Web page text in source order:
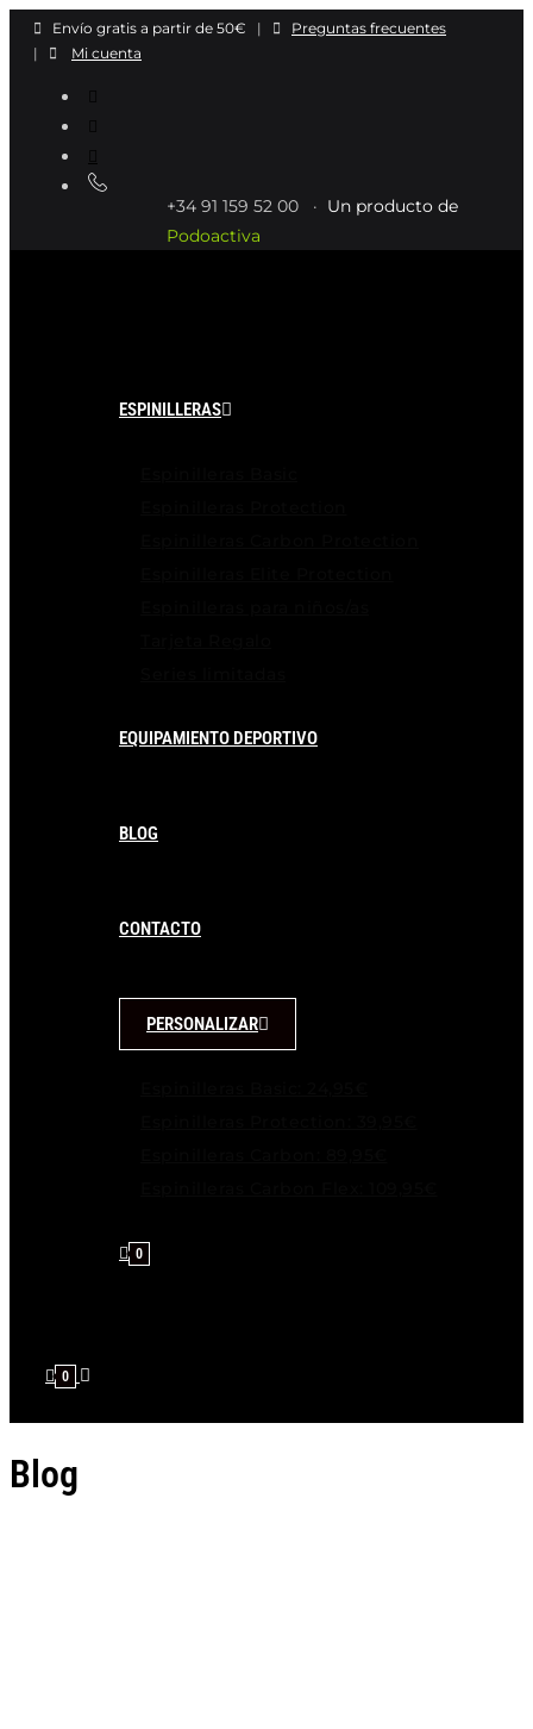
Envío gratis a partir de 50€ |
Preguntas frecuentes
|
Mi cuenta
+34 91 159 52 00 · Un producto de
Podoactiva
ESPINILLERAS
EQUIPAMIENTO DEPORTIVO
BLOG
CONTACTO
PERSONALIZAR
0
0
Blog